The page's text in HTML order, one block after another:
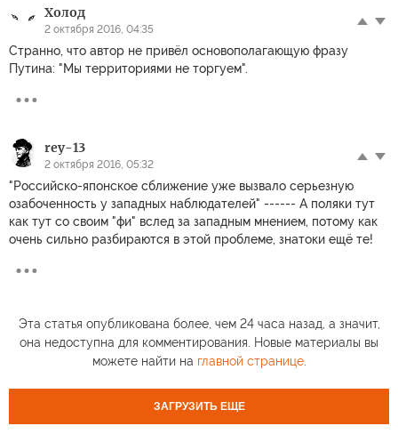
Холод
2 октября 2016, 04:35
Странно, что автор не привёл основополагающую фразу
Путина: "Мы территориями не торгуем".
rey-13
2 октября 2016, 05:32
"Российско-японское сближение уже вызвало серьезную
озабоченность у западных наблюдателей" ------ А поляки тут
как тут со своим "фи" вслед за западным мнением, потому как
очень сильно разбираются в этой проблеме, знатоки ещё те!
Эта статья опубликована более, чем 24 часа назад, а значит,
она недоступна для комментирования. Новые материалы вы
можете найти на главной странице.
ЗАГРУЗИТЬ ЕЩЕ